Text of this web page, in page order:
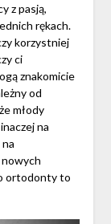
z pasją,
rękach.
korzystniej
ci
znakomicie
od
młody
na
ortodonty to